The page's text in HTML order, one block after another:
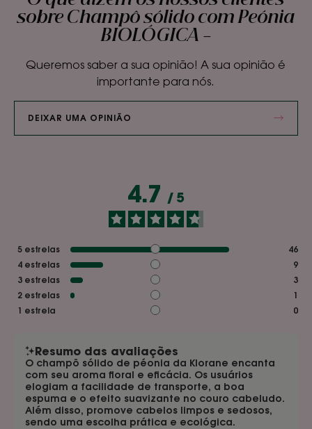
sobre Champô sólido com Peónia
BIOLÓGICA –
Queremos saber a sua opinião! A sua opinião é
importante para nós.
DEIXAR UMA OPINIÃO
4.7 / 5
5 estrelas
46
4 estrelas
9
3 estrelas
3
2 estrelas
1
1 estrela 0
Resumo das avaliações
O champô sólido de péonia da Klorane encanta
com seu aroma floral e eficácia. Os usuários
elogiam a facilidade de transporte, a boa
espuma e o efeito suavizante no couro cabeludo.
Além disso, promove cabelos limpos e sedosos,
sendo uma escolha prática e ecológica.